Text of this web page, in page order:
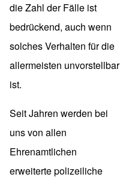
die Zahl der Fälle ist
bedrückend, auch wenn
solches Verhalten für die
allermeisten unvorstellbar
ist.
Seit Jahren werden bei
uns von allen
Ehrenamtlichen
erweiterte polizeiliche